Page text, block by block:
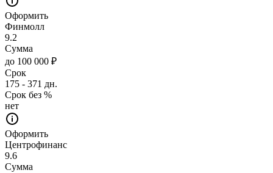
Оформить
Финмолл
9.2
Сумма
до 100 000 ₽
Срок
175 - 371 дн.
Срок без %
нет
Оформить
Центрофинанс
9.6
Сумма